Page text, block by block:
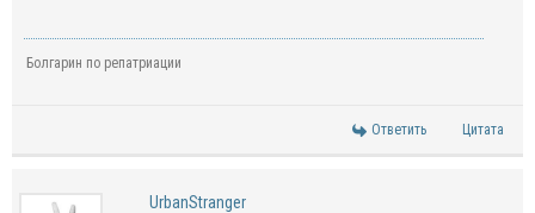
Болгарин по репатриации
Ответить Цитата
UrbanStranger